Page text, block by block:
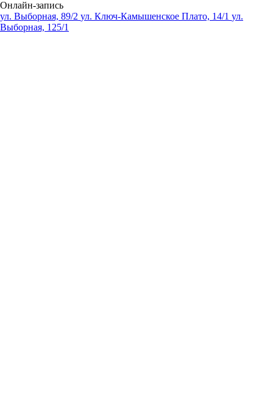
Онлайн-запись
ул. Выборная, 89/2 ул. Ключ-Камышенское Плато, 14/1 ул.
Выборная, 125/1